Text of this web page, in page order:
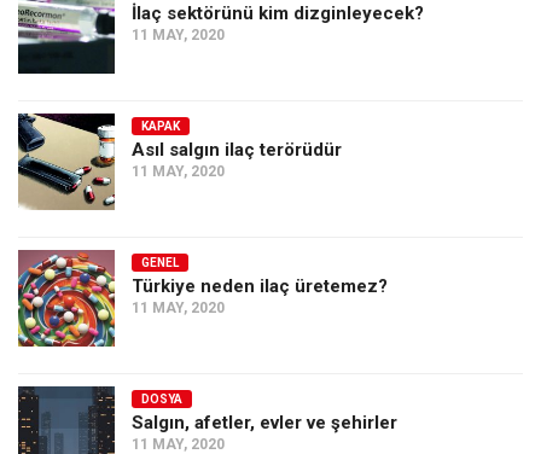
Dosyalar
İlaç sektörünü kim dizginleyecek?
11 MAY, 2020
KAPAK
Asıl salgın ilaç terörüdür
11 MAY, 2020
GENEL
Türkiye neden ilaç üretemez?
11 MAY, 2020
DOSYA
Salgın, afetler, evler ve şehirler
11 MAY, 2020